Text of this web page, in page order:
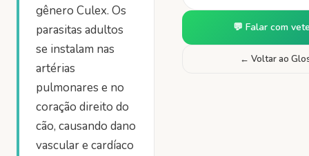
gênero Culex. Os
parasitas adultos
se instalam nas
artérias
pulmonares e no
coração direito do
cão, causando dano
vascular e cardíaco
💬 Falar com
← Voltar ao